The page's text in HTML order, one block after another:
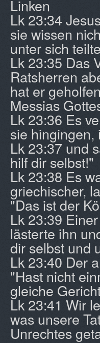
Linken
Lk 23:34
sie wissen
unter sich
Lk 23:35 Das
Ratsherren
hat er
Messias
Lk 23:36 Es
sie hingingen,
Lk 23:37 und
hilf dir selbst!"
Lk 23:38 Es
griechischer,
"Das ist der
Lk 23:39
lästerte ihn
dir selbst und
Lk 23:40 Der
"Hast nicht
gleiche
Lk 23:41 Wir
was unsere
Unrechtes